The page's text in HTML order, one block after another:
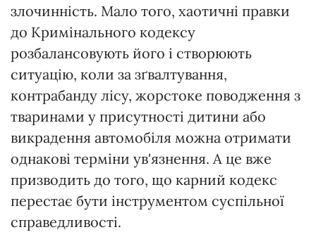
злочинність. Мало того, хаотичні правки
до Кримінального кодексу
розбалансовують його і створюють
ситуацію, коли за зґвалтування,
контрабанду лісу, жорстоке поводження з
тваринами у присутності дитини або
викрадення автомобіля можна отримати
однакові терміни ув'язнення. А це вже
призводить до того, що карний кодекс
перестає бути інструментом суспільної
справедливості.